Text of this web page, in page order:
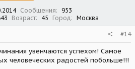
Сообщения
953
Возраст 45 Город Москва
#14
увенчаются успехом! Самое
человеческих радостей побольше!!!